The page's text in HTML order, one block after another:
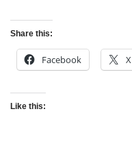
Share this:
Facebook X
Like this: